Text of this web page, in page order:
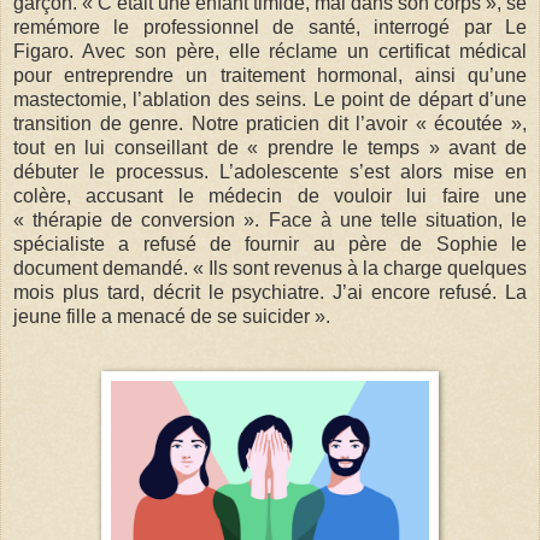
remémore le professionnel de santé, interrogé par Le
Figaro. Avec son père, elle réclame un certificat médical
pour entreprendre un traitement hormonal, ainsi qu’une
mastectomie, l’ablation des seins. Le point de départ d’une
transition de genre. Notre praticien dit l’avoir « écoutée »,
tout en lui conseillant de « prendre le temps » avant de
débuter le processus. L’adolescente s’est alors mise en
colère, accusant le médecin de vouloir lui faire une
« thérapie de conversion ». Face à une telle situation, le
spécialiste a refusé de fournir au père de Sophie le
document demandé. « Ils sont revenus à la charge quelques
mois plus tard, décrit le psychiatre. J’ai encore refusé. La
jeune fille a menacé de se suicider ».